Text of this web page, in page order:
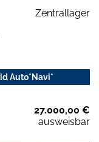
Zentrallager
Auto*Navi*
27.000,00 €
ausweisbar